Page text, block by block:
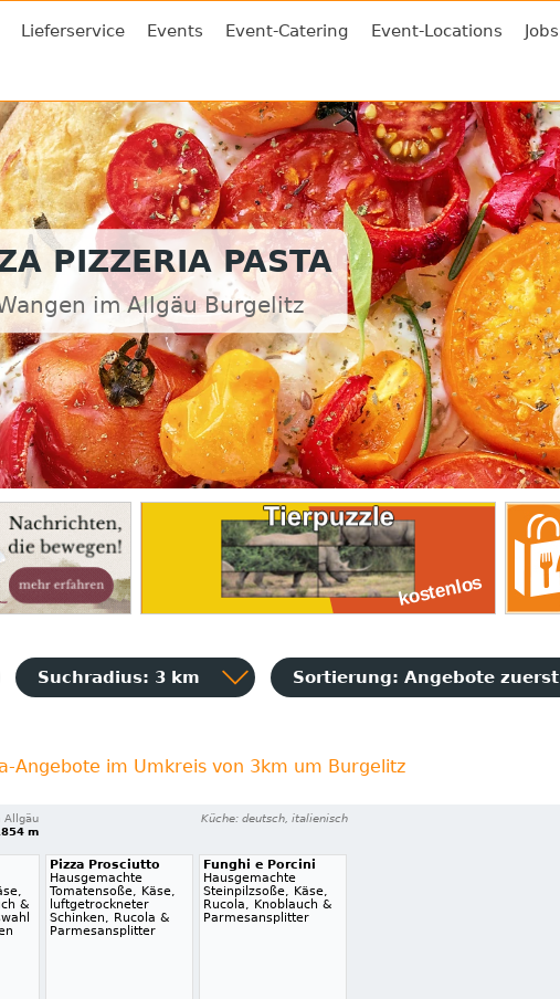
Lieferservice Events Event-Catering Event-Locations Jobs
PIZZERIA PASTA
im Allgäu Burgelitz
Suchradius: 3 km Sortierung: Angebote zuerst
Angebote im Umkreis von 3km um Burgelitz
Allgäu
m
Küche: deutsch, italienisch
&
Pizza Prosciutto
Hausgemachte
Tomatensoße, Käse,
luftgetrockneter
Schinken, Rucola &
Parmesansplitter
Funghi e Porcini
Hausgemachte
Steinpilzsoße, Käse,
Rucola, Knoblauch &
Parmesansplitter